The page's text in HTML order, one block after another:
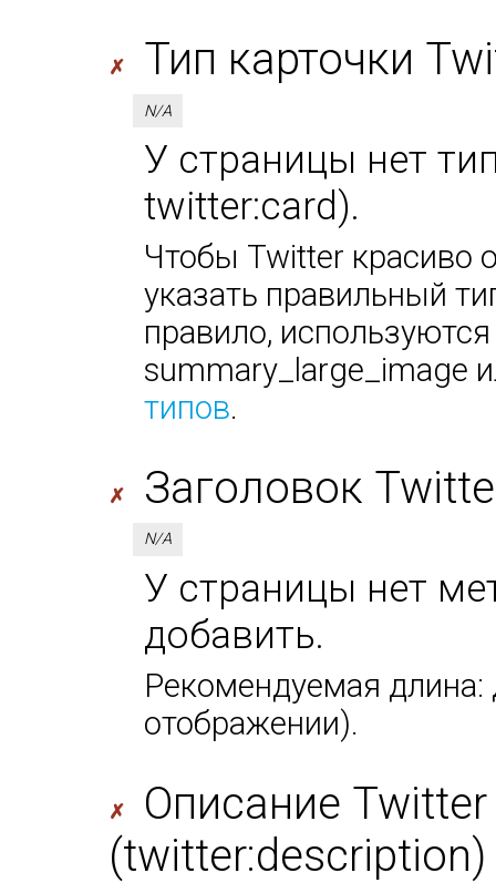
✗ Тип карточки
N/A
У страницы нет
twitter:card).
Чтобы Twitter красиво
указать правильный
правило,
summary_large_image
типов.
✗ Заголовок
N/A
У страницы нет
добавить.
Рекомендуемая длина:
отображении).
✗
Описание
(twitter:description)